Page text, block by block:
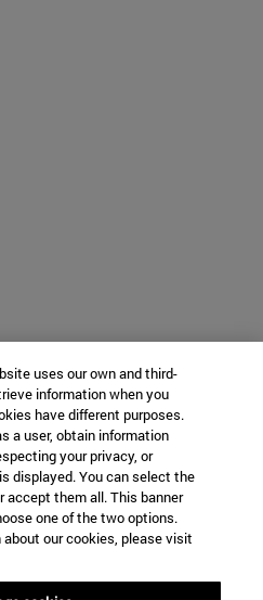
uses our own and third-
information when you
have different purposes.
a user, obtain information
your privacy, or
displayed. You can select the
accept them all. This banner
one of the two options.
our cookies, please visit